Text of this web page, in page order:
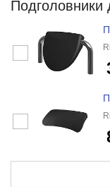
Подголовники